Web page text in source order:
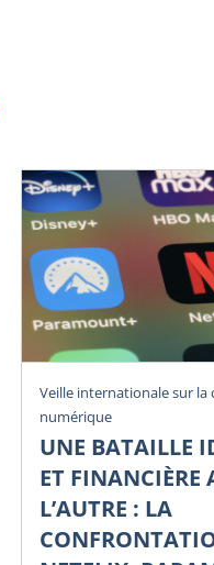
Veille internationale sur
numérique
UNE BATAILLE
ET FINANCIÈRE
L’AUTRE : LA